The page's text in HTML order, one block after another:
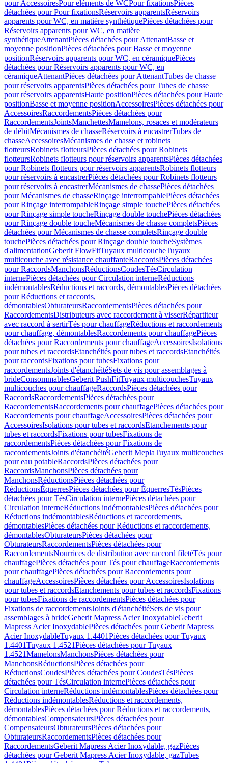
pour AccessoiresPour eléments de WCPour fixationsPièces
détachées pour Pour fixationsRéservoirs apparentsRéservoirs
apparents pour WC, en matière synthétiquePièces détachées pour
Réservoirs apparents pour WC, en matière
synthétiqueAttenantPièces détachées pour AttenantBasse et
moyenne positionPièces détachées pour Basse et moyenne
positionRéservoirs apparents pour WC, en céramiquePièces
détachées pour Réservoirs apparents pour WC, en
céramiqueAttenantPièces détachées pour AttenantTubes de chasse
pour réservoirs apparentsPièces détachées pour Tubes de chasse
pour réservoirs apparentsHaute positionPièces détachées pour Haute
positionBasse et moyenne positionAccessoiresPièces détachées pour
AccessoiresRaccordementsPièces détachées pour
RaccordementsJointsManchettesMamelons, rosaces et modérateurs
de débitMécanismes de chasseRéservoirs à encastrerTubes de
chasseAccessoiresMécanismes de chasse et robinets
flotteursRobinets flotteursPièces détachées pour Robinets
flotteursRobinets flotteurs pour réservoirs apparentsPièces détachées
pour Robinets flotteurs pour réservoirs apparentsRobinets flotteurs
pour réservoirs à encastrerPièces détachées pour Robinets flotteurs
pour réservoirs à encastrerMécanismes de chassePièces détachées
pour Mécanismes de chasseRinçage interrompablePièces détachées
pour Rinçage interrompableRinçage simple touchePièces détachées
pour Rinçage simple toucheRinçage double touchePièces détachées
pour Rinçage double toucheMécanismes de chasse completsPièces
détachées pour Mécanismes de chasse completsRinçage double
touchePièces détachées pour Rinçage double toucheSystèmes
d'alimentationGeberit FlowFitTuyaux multicoucheTuyaux
multicouche avec résistance chauffanteRaccordsPièces détachées
pour RaccordsManchonsRéductionsCoudesTésCirculation
internePièces détachées pour Circulation interneRéductions
indémontablesRéductions et raccords, démontablesPièces détachées
pour Réductions et raccords,
démontablesObturateursRaccordementsPièces détachées pour
RaccordementsDistributeurs avec raccordement à visserRépartiteur
avec raccord à sertirTés pour chauffageRéductions et raccordements
pour chauffage, démontablesRaccordements pour chauffagePièces
détachées pour Raccordements pour chauffageAccessoiresIsolations
pour tubes et raccordsEtanchéités pour tubes et raccordsEtanchéités
pour raccordsFixations pour tubesFixations pour
raccordementsJoints d'étanchéitéSets de vis pour assemblages à
brideConsommablesGeberit PushFitTuyaux multicouchesTuyaux
multicouches pour chauffageRaccordsPièces détachées pour
RaccordsRaccordementsPièces détachées pour
RaccordementsRaccordements pour chauffagePièces détachées pour
Raccordements pour chauffageAccessoiresPièces détachées pour
AccessoiresIsolations pour tubes et raccordsEtanchements pour
tubes et raccordsFixations pour tubesFixations de
raccordementsPièces détachées pour Fixations de
raccordementsJoints d'étanchéitéGeberit MeplaTuyaux multicouches
pour eau potableRaccordsPièces détachées pour
RaccordsManchonsPièces détachées pour
ManchonsRéductionsPièces détachées pour
RéductionsÉquerresPièces détachées pour ÉquerresTésPièces
détachées pour TésCirculation internePièces détachées pour
Circulation interneRéductions indémontablesPièces détachées pour
Réductions indémontablesRéductions et raccordements,
démontablesPièces détachées pour Réductions et raccordements,
démontablesObturateursPièces détachées pour
ObturateursRaccordementsPièces détachées pour
RaccordementsNourrices de distribution avec raccord filetéTés pour
chauffagePièces détachées pour Tés pour chauffageRaccordements
pour chauffagePièces détachées pour Raccordements pour
chauffageAccessoiresPièces détachées pour AccessoiresIsolations
pour tubes et raccordsEtanchements pour tubes et raccordsFixations
pour tubesFixations de raccordementsPièces détachées pour
Fixations de raccordementsJoints d'étanchéitéSets de vis pour
assemblages à brideGeberit Mapress Acier InoxydableGeberit
Mapress Acier InoxydablePièces détachées pour Geberit Mapress
Acier InoxydableTuyaux 1.4401Pièces détachées pour Tuyaux
1.4401Tuyaux 1.4521Pièces détachées pour Tuyaux
1.4521MamelonsManchonsPièces détachées pour
ManchonsRéductionsPièces détachées pour
RéductionsCoudesPièces détachées pour CoudesTésPièces
détachées pour TésCirculation internePièces détachées pour
Circulation interneRéductions indémontablesPièces détachées pour
Réductions indémontablesRéductions et raccordements,
démontablesPièces détachées pour Réductions et raccordements,
démontablesCompensateursPièces détachées pour
CompensateursObturateursPièces détachées pour
ObturateursRaccordementsPièces détachées pour
RaccordementsGeberit Mapress Acier Inoxydable, gazPièces
détachées pour Geberit Mapress Acier Inoxydable, gazTubes